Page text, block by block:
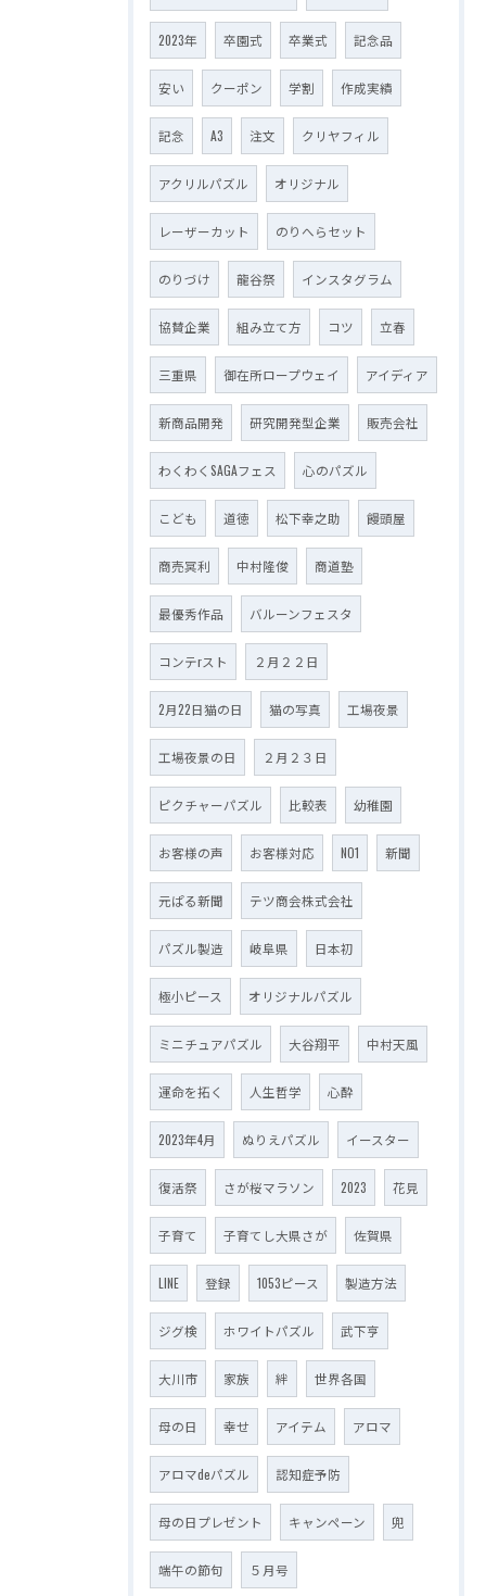
2023年 卒園式 卒業式 記念品
安い クーポン 学割 作成実績
記念 A3 注文 クリヤフィル
アクリルパズル オリジナル
レーザーカット のりへらセット
のりづけ 龍谷祭 インスタグラム
協賛企業 組み立て方 コツ 立春
三重県 御在所ロープウェイ アイディア
新商品開発 研究開発型企業 販売会社
わくわくSAGAフェス 心のパズル
こども 道徳 松下幸之助 饅頭屋
商売冥利 中村隆俊 商道塾
最優秀作品 バルーンフェスタ
コンテrスト ２月２２日
2月22日猫の日 猫の写真 工場夜景
工場夜景の日 ２月２３日
ピクチャーパズル 比較表 幼稚園
お客様の声 お客様対応 NO1 新聞
元ぱる新聞 テツ商会株式会社
パズル製造 岐阜県 日本初
極小ピース オリジナルパズル
ミニチュアパズル 大谷翔平 中村天風
運命を拓く 人生哲学 心酔
2023年4月 ぬりえパズル イースター
復活祭 さが桜マラソン 2023 花見
子育て 子育てし大県さが 佐賀県
LINE 登録 1053ピース 製造方法
ジグ検 ホワイトパズル 武下亨
大川市 家族 絆 世界各国
母の日 幸せ アイテム アロマ
アロマdeパズル 認知症予防
母の日プレゼント キャンペーン 兜
端午の節句 ５月号